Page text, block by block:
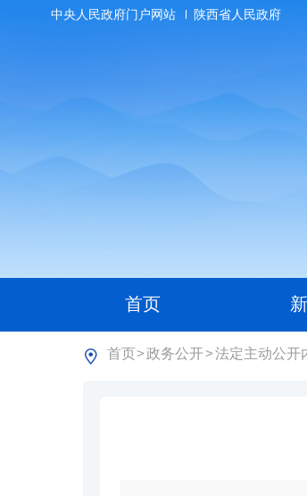
中央人民政府门户网站 陕西省人民政府
首页
首页>政务公开>法定主动公开